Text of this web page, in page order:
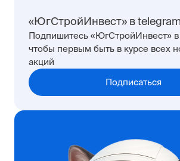
«ЮгСтройИнвест» в telegram
Подпишитесь «ЮгСтройИнвест» в
чтобы первым быть в курсе всех
акций
Подписаться